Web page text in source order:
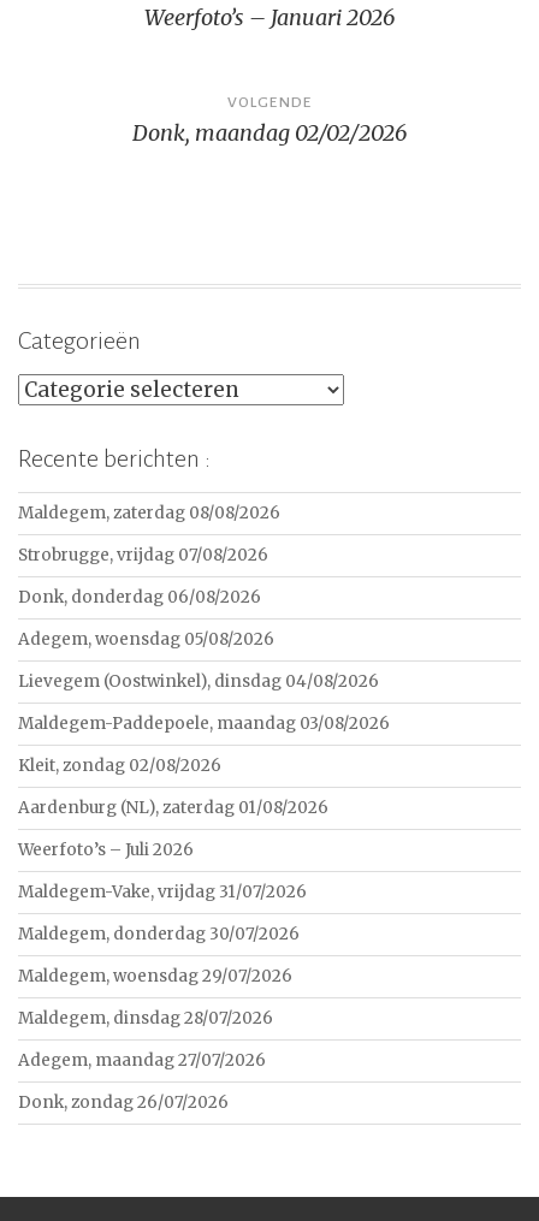
navigatieWeerfoto’s – Januari 2026
VOLGENDE
Donk, maandag 02/02/2026
Categorieën
Categorieën
Recente berichten :
Maldegem, zaterdag 08/08/2026
Strobrugge, vrijdag 07/08/2026
Donk, donderdag 06/08/2026
Adegem, woensdag 05/08/2026
Lievegem (Oostwinkel), dinsdag 04/08/2026
Maldegem-Paddepoele, maandag 03/08/2026
Kleit, zondag 02/08/2026
Aardenburg (NL), zaterdag 01/08/2026
Weerfoto’s – Juli 2026
Maldegem-Vake, vrijdag 31/07/2026
Maldegem, donderdag 30/07/2026
Maldegem, woensdag 29/07/2026
Maldegem, dinsdag 28/07/2026
Adegem, maandag 27/07/2026
Donk, zondag 26/07/2026